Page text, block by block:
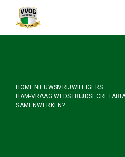
content
HOME NIEUWSVRIJWILLIGERS
HAM-VRAAG
SAMENWERKEN?